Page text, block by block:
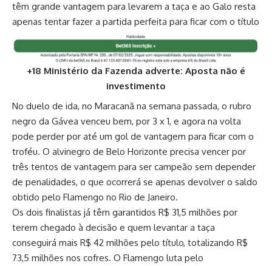
têm grande vantagem para levarem a taça e ao Galo resta
apenas tentar fazer a partida perfeita para ficar com o título
+18 Ministério da Fazenda adverte: Aposta não é
investimento
No duelo de ida, no Maracanã na semana passada, o rubro
negro da Gávea venceu bem, por 3 x 1, e agora na volta
pode perder por até um gol de vantagem para ficar com o
troféu. O alvinegro de Belo Horizonte precisa vencer por
três tentos de vantagem para ser campeão sem depender
de penalidades, o que ocorrerá se apenas devolver o saldo
obtido pelo Flamengo no Rio de Janeiro.
Os dois finalistas já têm garantidos R$ 31,5 milhões por
terem chegado à decisão e quem levantar a taça
conseguirá mais R$ 42 milhões pelo título, totalizando R$
73,5 milhões nos cofres. O Flamengo luta pelo